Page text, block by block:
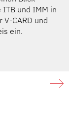
und IMM in
CARD und
ein.